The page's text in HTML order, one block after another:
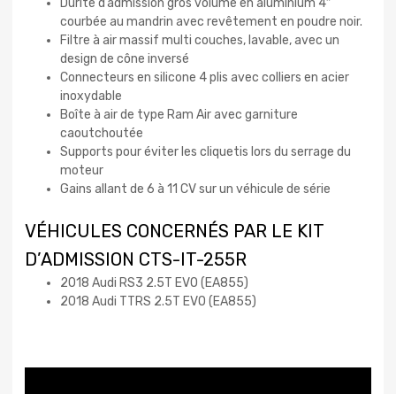
Durite d’admission gros volume en aluminium 4″
courbée au mandrin avec revêtement en poudre noir.
Filtre à air massif multi couches, lavable, avec un
design de cône inversé
Connecteurs en silicone 4 plis avec colliers en acier
inoxydable
Boîte à air de type Ram Air avec garniture
caoutchoutée
Supports pour éviter les cliquetis lors du serrage du
moteur
Gains allant de 6 à 11 CV sur un véhicule de série
VÉHICULES CONCERNÉS PAR LE KIT
D’ADMISSION CTS-IT-255R
2018 Audi RS3 2.5T EVO (EA855)
2018 Audi TTRS 2.5T EVO (EA855)